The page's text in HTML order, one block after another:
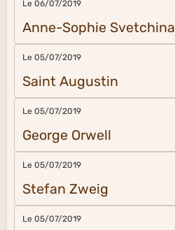
Le 06/07/2019
Anne-Sophie Svetchina
Le 05/07/2019
Saint Augustin
Le 05/07/2019
George Orwell
Le 05/07/2019
Stefan Zweig
Le 05/07/2019